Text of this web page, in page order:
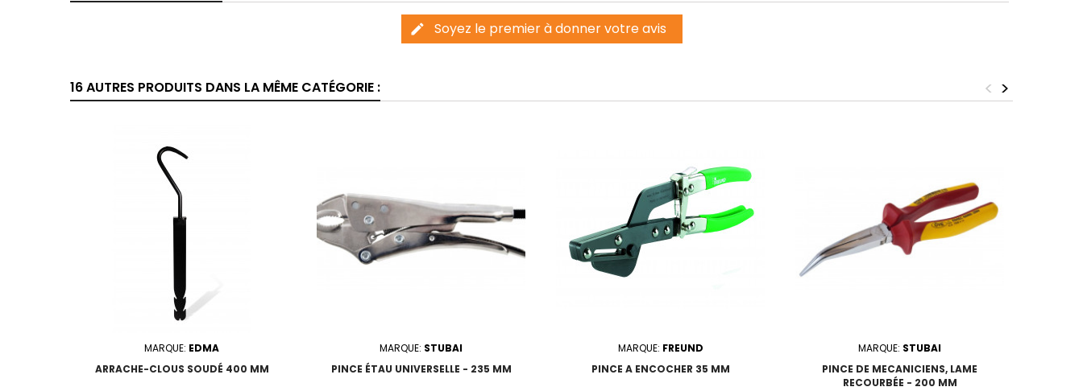
edit Soyez le premier à donner votre avis
16 AUTRES PRODUITS DANS LA MÊME CATÉGORIE : >
<
MARQUE: EDMA
ARRACHE-CLOUS SOUDÉ 400 MM
MARQUE: STUBAI
PINCE ÉTAU UNIVERSELLE - 235 MM
MARQUE: FREUND
PINCE A ENCOCHER 35 MM
MARQUE: STUBAI
PINCE DE MECANICIENS, LAME
RECOURBÉE - 200 MM